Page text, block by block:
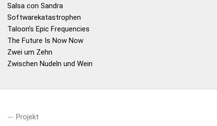
Salsa con Sandra
Softwarekatastrophen
Taloon’s Epic Frequencies
The Future Is Now Now
Zwei um Zehn
Zwischen Nudeln und Wein
Projekt